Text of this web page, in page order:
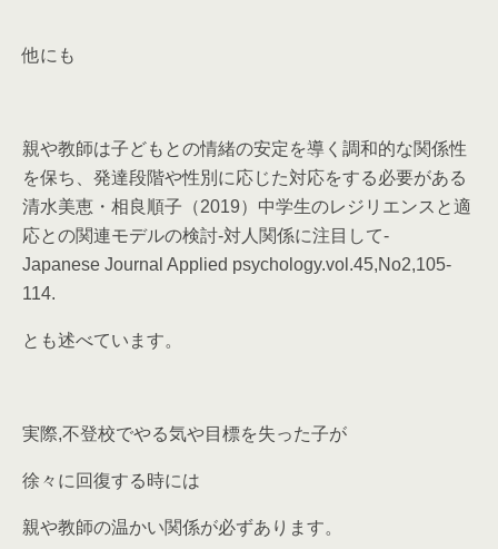
他にも
親や教師は子どもとの情緒の安定を導く調和的な関係性
を保ち、発達段階や性別に応じた対応をする必要がある
清水美恵・相良順子（2019）中学生のレジリエンスと適
応との関連モデルの検討-対人関係に注目して-
Japanese Journal Applied psychology.vol.45,No2,105-
114.
とも述べています。
実際,不登校でやる気や目標を失った子が
徐々に回復する時には
親や教師の温かい関係が必ずあります。